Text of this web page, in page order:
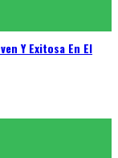
Y Exitosa En El